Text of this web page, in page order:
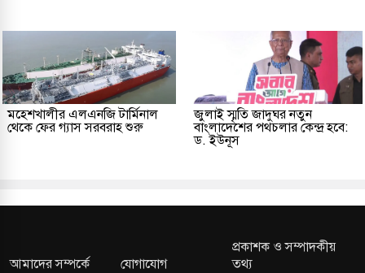
মহেশখালীর এলএনজি টার্মিনাল
থেকে ফের গ্যাস সরবরাহ শুরু
জুলাই স্মৃতি জাদুঘর নতুন
বাংলাদেশের পথচলার কেন্দ্র হবে:
ড. ইউনূস
আমাদের সম্পর্কে যোগাযোগ
প্রকাশক ও সম্পাদকীয়
তথ্য